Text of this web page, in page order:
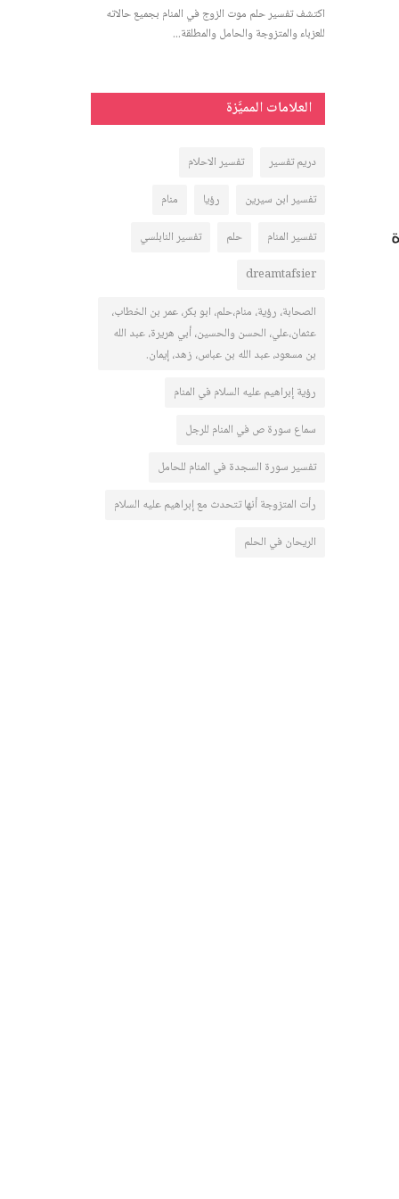
اكتشف تفسير حلم موت الزوج في المنام بجميع حالاته
للعزباء والمتزوجة والحامل والمطلقة...
العلامات المميَّزة
دريم تفسير
تفسير الاحلام
تفسير ابن سيرين
رؤيا
منام
تفسير المنام
حلم
تفسير النابلسي
dreamtafsier
الصحابة، رؤية، منام،حلم، ابو بكر، عمر بن الخطاب،
عثمان،علي، الحسن والحسين، أبي هريرة، عبد الله
بن مسعود، عبد الله بن عباس، زهد، إيمان.
رؤية إبراهيم عليه السلام في المنام
سماع سورة ص في المنام للرجل
تفسير سورة السجدة في المنام للحامل
رأت المتزوجة أنها تتحدث مع إبراهيم عليه السلام
الريحان في الحلم